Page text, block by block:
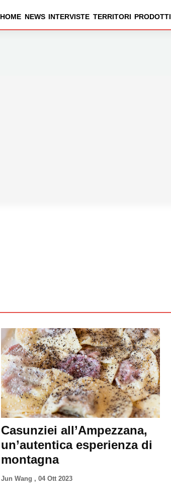
HOME NEWS INTERVISTE TERRITORI PRODOTTI
Casunziei all’Ampezzana,
un’autentica esperienza di
montagna
Jun Wang , 04 Ott 2023